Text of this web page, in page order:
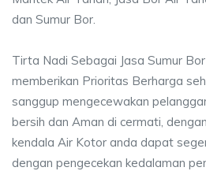
dan Sumur Bor.
Tirta Nadi Sebagai Jasa Sumur
memberikan Prioritas Berharga
sanggup mengecewakan
bersih dan Aman di cermati,
kendala Air Kotor anda dapat
dengan pengecekan kedalaman